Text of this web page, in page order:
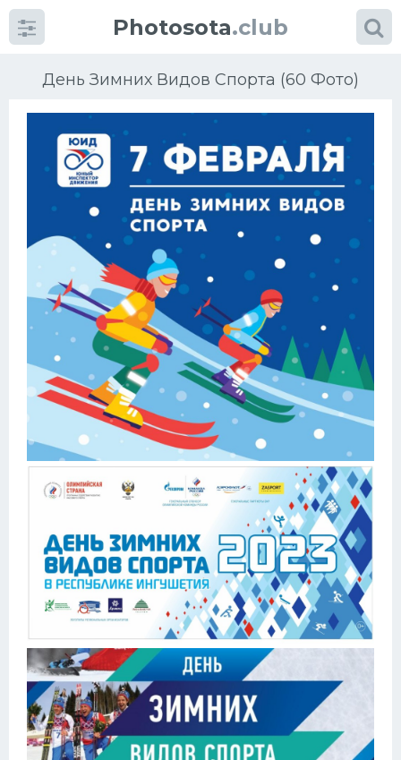
Photosota.club
День Зимних Видов Спорта (60 Фото)
КатегорииФото
Еще картинки...
Футбол
Баскетбол
Хоккей
Велогонки
Конькобежный спорт
Тренажеры
Интерьер квартиры